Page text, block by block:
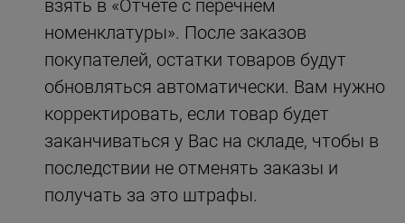
взять в «Отчете с перечнем
номенклатуры». После заказов
покупателей, остатки товаров будут
обновляться автоматически. Вам нужно
корректировать, если товар будет
заканчиваться у Вас на складе, чтобы в
последствии не отменять заказы и
получать за это штрафы.